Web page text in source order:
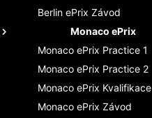
Berlin ePrix Závod
Monaco ePrix
Monaco ePrix Practice 1
Monaco ePrix Practice 2
Monaco ePrix Kvalifikace
Monaco ePrix Závod